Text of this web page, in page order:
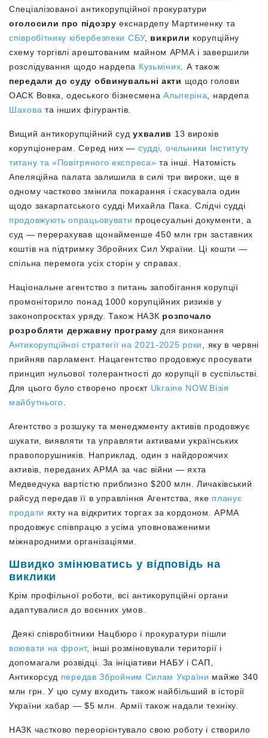
Спеціалізованої антикорупційної прокуратури
оголосили про підозру екснардепу Мартиненку та
співробітнику кібербезпеки СБУ, викрили корупційну
схему торгівлі арештованим майном АРМА і завершили
розслідування щодо нардепа Кузьміних . А також
передали до суду обвинувальні акти щодо голови
ОАСК Вовка, одеського бізнесменаАльперіна , нардепа
Шахова та інших фігурантів.
Вищий антикорупційний судухвалив 13 вироків
корупціонерам. Серед них — судді, очільники Інституту
титану та «Повітряного експреса» та інші. Натомість
Апеляційна палата залишила в силі три вироки, ще в
одному частково змінила покарання і скасувала один
щодо закарпатського судді Михайла Пака. Слідчі судді
продовжують опрацьовувати процесуальні документи, а
суд — перерахував щонайменше 450 млн грн заставних
коштів на підтримку Збройних Сил України. Ці кошти —
спільна перемога усіх сторін у справах.
Національне агентство з питань запобігання корупції
промоніторило понад 1000 корупційних ризиків у
законопроєктах уряду. Також НАЗК розпочало
розробляти державну програму для виконання
Антикорупційної стратегії на 2021-2025 роки
, яку в червні
прийняв парламент. Нацагентство продовжує просувати
принцип нульової толерантності до корупції в суспільстві.
Для цього було створено проєкт Ukraine NOW.Візія
майбутнього
Агентство з розшуку та менеджменту активів продовжує
шукати, виявляти та управляти активами українських
правопорушників. Наприклад, одинз найдорожчих
активів, переданих АРМА за час війни — яхта
Медведчука вартістю приблизно $200 млн. Личаківський
райсуд передав її в управління Агентства, яке планує
продати яхту на відкритих торгах за кордоном.
АРМА
продовжує співпрацю з усіма уповноваженими
міжнародними організаціями.
Швидко змінюватись у відповідь на
виклики
Крім профільної роботи, всі антикорупційні органи
адаптувалися до воєнних умов.
Деякі співробітники Нацбюро і прокуратури пішли
воювати на фронт, інші розміновували території і
допомагали розвідці. За ініціативи НАБУ і САП,
Антикорсуд передав Збройним Силам України майже 340
млн грн. У цю суму входить також найбільший в історії
України хабар — $5 млн. Армії також надали техніку.
НАЗК частково переорієнтувало свою роботу і створило